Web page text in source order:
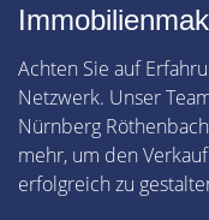
Achten Sie auf
Netzwerk. Unser
Nürnberg
mehr, um den
erfolgreich zu